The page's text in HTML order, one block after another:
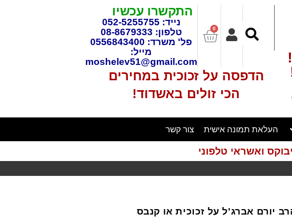
0
התקשרו עכשיו
נייד: 052-5255755
טלפון: 08-8679333
פל' משרד: 0556843400
מייל:
moshelev51@gmail.com
הדפסה על זכוכית במחירים
הכי זולים באשדוד!
העלאת תמונה אישית צור קשר
ואשראי טלפוני